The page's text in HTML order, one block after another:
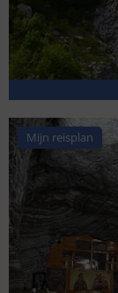
Mijn reisplan